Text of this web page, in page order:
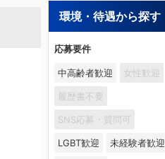
環境・待遇から探す
応募要件
中高齢者歓迎 女性歓迎
履歴書不要
SNS応募・質問可
LGBT歓迎 未経験者歓迎